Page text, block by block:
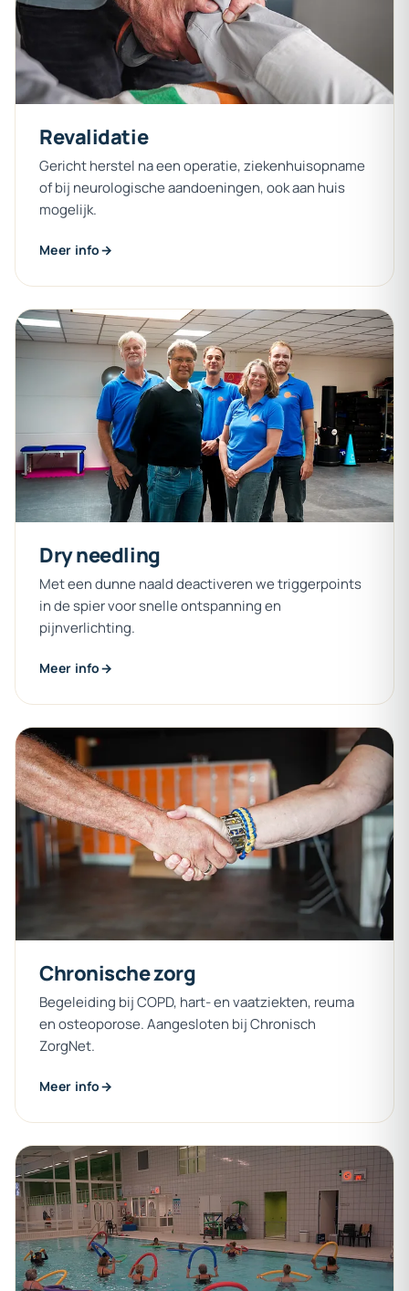
Revalidatie
Gericht herstel na een operatie, ziekenhuisopname
of bij neurologische aandoeningen, ook aan huis
mogelijk.
Meer info
Dryneedling
Met een dunne naald deactiveren we triggerpoints
in de spier voor snelle ontspanning en
pijnverlichting.
Meer info
Chronischezorg
Begeleiding bij COPD, hart- en vaatziekten, reuma
en osteoporose. Aangesloten bij Chronisch
ZorgNet.
Meer info